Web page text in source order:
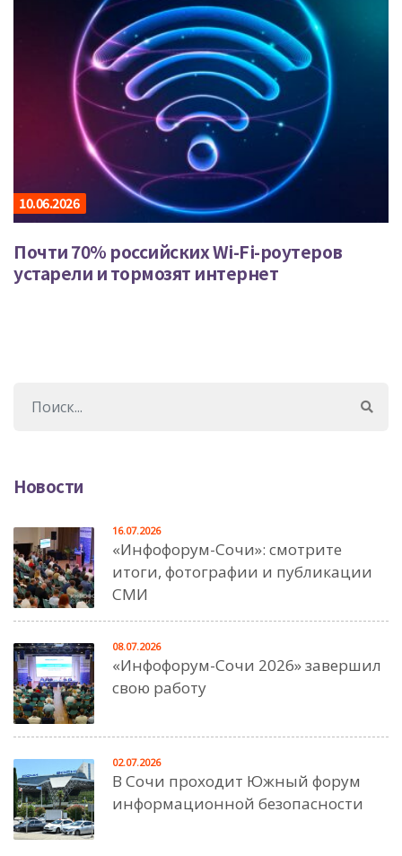
10.06.2026
Почти 70% российских Wi-Fi-роутеров
устарели и тормозят интернет
Новости
«Инфофорум-Сочи»: смотрите
итоги, фотографии и публикации
СМИ
16.07.2026
«Инфофорум-Сочи 2026» завершил
свою работу
08.07.2026
В Сочи проходит Южный форум
информационной безопасности
02.07.2026